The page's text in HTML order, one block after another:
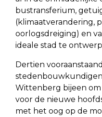
bustransferium,
(klimaatverandering,
oorlogsdreiging) en
ideale stad te
Dertien
Wittenberg bijeen
voor de nieuwe
met het oog op de